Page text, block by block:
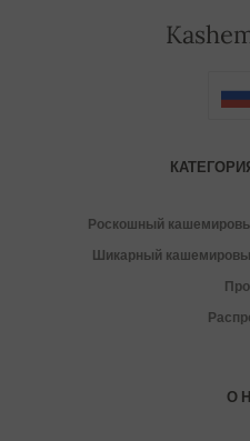
Роскошный
Шикарный
О